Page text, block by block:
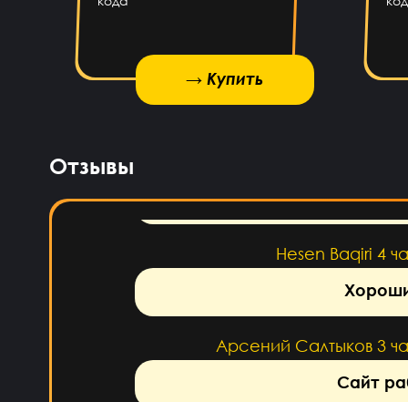
→ Купить
→ Купить → Купить
Отзывы
напишу ещё раз обман,
Daniel Abazov5
Hesen Baqiri 4
Арсений Салтыков 3
Сайт